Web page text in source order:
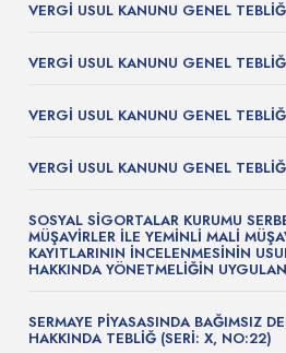
VERGİ USUL KANUNU GENEL
VERGİ USUL KANUNU GENEL
VERGİ USUL KANUNU GENEL
VERGİ USUL KANUNU GENEL
SOSYAL SİGORTALAR KURUMU
MÜŞAVİRLER İLE YEMİNLİ MALİ
KAYITLARININ İNCELENMESİNİN
HAKKINDA YÖNETMELİĞİN
SERMAYE PİYASASINDA BAĞIMSIZ
HAKKINDA TEBLİĞ (SERİ: X, NO:22)